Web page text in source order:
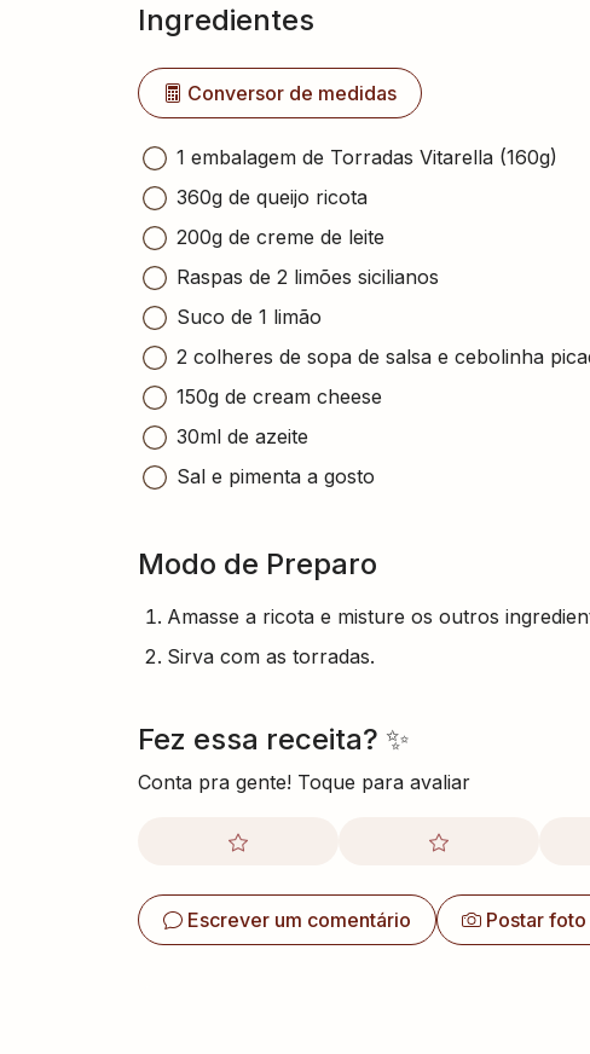
Ingredientes
Conversor de medidas
1 embalagem de Torradas Vitarella (160g)
360g de queijo ricota
200g de creme de leite
Raspas de 2 limões sicilianos
Suco de 1 limão
2 colheres de sopa de salsa e cebolinha
150g de cream cheese
30ml de azeite
Sal e pimenta a gosto
Modo de Preparo
Amasse a ricota e misture os outros
Sirva com as torradas.
Fez essa receita? ✨
Conta pra gente! Toque para avaliar
Escrever um comentário Postar